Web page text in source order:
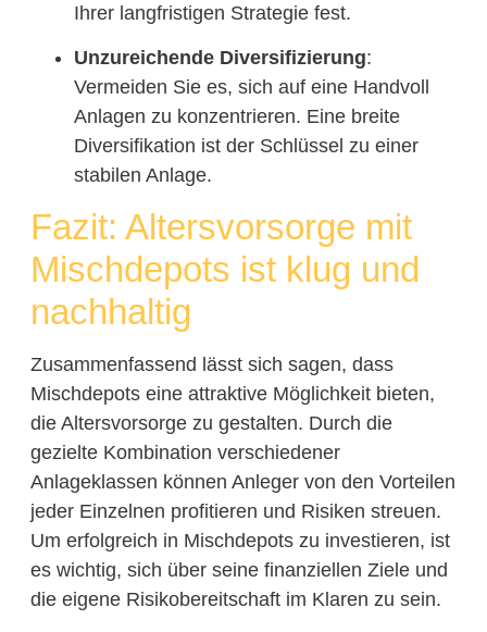
Ihrer langfristigen Strategie fest.
Unzureichende Diversifizierung:
Vermeiden Sie es, sich auf eine Handvoll
Anlagen zu konzentrieren. Eine breite
Diversifikation ist der Schlüssel zu einer
stabilen Anlage.
Fazit: Altersvorsorge mit
Mischdepots ist klug und
nachhaltig
Zusammenfassend lässt sich sagen, dass
Mischdepots eine attraktive Möglichkeit bieten,
die Altersvorsorge zu gestalten. Durch die
gezielte Kombination verschiedener
Anlageklassen können Anleger von den Vorteilen
jeder Einzelnen profitieren und Risiken streuen.
Um erfolgreich in Mischdepots zu investieren, ist
es wichtig, sich über seine finanziellen Ziele und
die eigene Risikobereitschaft im Klaren zu sein.